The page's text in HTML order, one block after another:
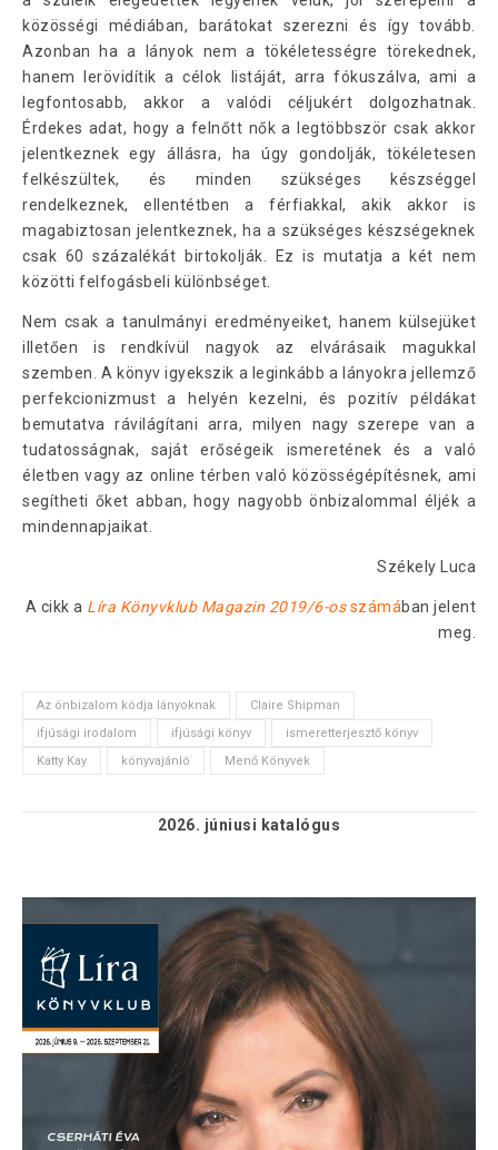
közösségi médiában, barátokat szerezni és így tovább.
Azonban ha a lányok nem a tökéletességre törekednek,
hanem lerövidítik a célok listáját, arra fókuszálva, ami a
legfontosabb, akkor a valódi céljukért dolgozhatnak.
Érdekes adat, hogy a felnőtt nők a legtöbbször csak akkor
jelentkeznek egy állásra, ha úgy gondolják, tökéletesen
felkészültek, és minden szükséges készséggel
rendelkeznek, ellentétben a férfiakkal, akik akkor is
magabiztosan jelentkeznek, ha a szükséges készségeknek
csak 60 százalékát birtokolják. Ez is mutatja a két nem
közötti felfogásbeli különbséget.
Nem csak a tanulmányi eredményeiket, hanem külsejüket
illetően is rendkívül nagyok az elvárásaik magukkal
szemben. A könyv igyekszik a leginkább a lányokra jellemző
perfekcionizmust a helyén kezelni, és pozitív példákat
bemutatva rávilágítani arra, milyen nagy szerepe van a
tudatosságnak, saját erőségeik ismeretének és a való
életben vagy az online térben való közösségépítésnek, ami
segítheti őket abban, hogy nagyobb önbizalommal éljék a
mindennapjaikat.
Székely Luca
A cikk a Líra Könyvklub Magazin 2019/6-osszámában jelent
meg.
Az önbizalom kódja lányoknak
Claire Shipman
ifjúsági irodalom
ifjúsági könyv
ismeretterjesztő könyv
Katty Kay
könyvajánló Menő Könyvek
2026. júniusi katalógus